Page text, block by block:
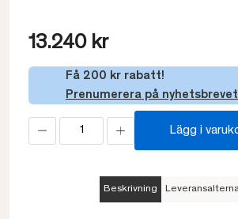
13.240 kr
Få 200 kr rabatt!
Prenumerera på
Lägg i
Beskrivning